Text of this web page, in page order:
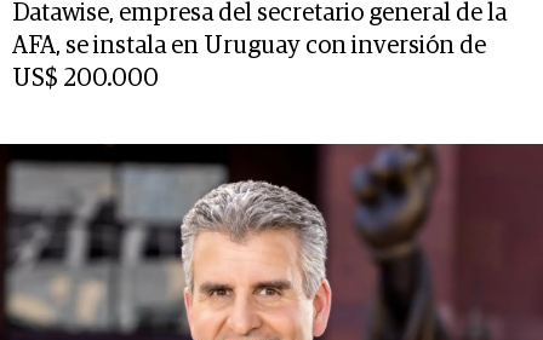
Datawise, empresa del secretario general de la
AFA, se instala en Uruguay con inversión de
US$ 200.000